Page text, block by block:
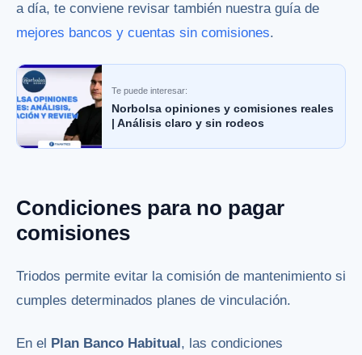
a día, te conviene revisar también nuestra guía de
mejores bancos y cuentas sin comisiones.
Te puede interesar:
Norbolsa opiniones y comisiones reales
| Análisis claro y sin rodeos
Condiciones para no pagar
comisiones
Triodos permite evitar la comisión de mantenimiento si
cumples determinados planes de vinculación.
En el Plan Banco Habitual, las condiciones